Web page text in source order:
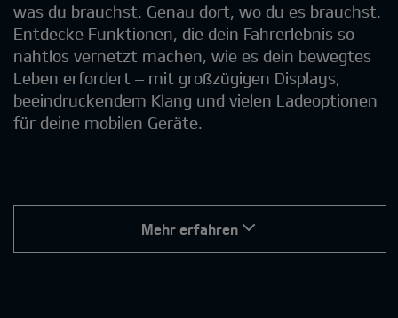
was du brauchst. Genau dort, wo du es brauchst.
Entdecke Funktionen, die dein Fahrerlebnis so
nahtlos vernetzt machen, wie es dein bewegtes
Leben erfordert – mit großzügigen Displays,
beeindruckendem Klang und vielen Ladeoptionen
für deine mobilen Geräte.
Mehr erfahren